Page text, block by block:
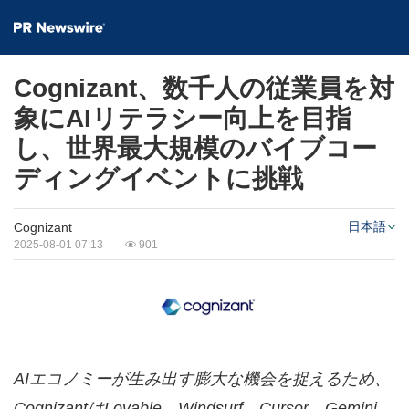
Cognizant、数千人の従業員を対
象にAIリテラシー向上を目指
し、世界最大規模のバイブコー
ディングイベントに挑戦
Cognizant
2025-08-01 07:13 901
日本語
AIエコノミーが生み出す膨大な機会を捉えるため、